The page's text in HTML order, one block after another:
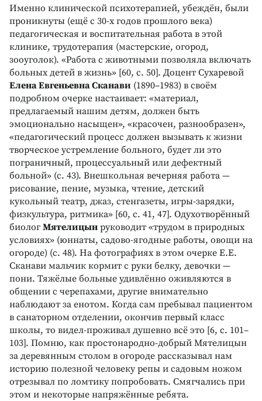
Именно клинической психотерапией, убеждён, были
проникнуты (ещё с 30-х годов прошлого века)
педагогическая и воспитательная работа в этой
клинике, трудотерапия (мастерские, огород,
зооуголок). «Работа с животными позволяла включать
больных детей в жизнь» [60, с. 50]. Доцент Сухаревой
Елена Евгеньевна Сканави (1890–1983) в своём
подробном очерке настаивает: «материал,
предлагаемый нашим детям, должен быть
эмоционально насыщен», «красочен, разнообразен»,
«педагогический процесс должен вызывать к жизни
творческое устремление больного, будет ли это
пограничный, процессуальный или дефектный
больной» (с. 43). Внешкольная вечерняя работа —
рисование, пение, музыка, чтение, детский
кукольный театр, джаз, стенгазеты, игры-зарядки,
физкультура, ритмика» [60, с. 41, 47]. Одухотворённый
биолог Мятелицын руководит «трудом в природных
условиях» (юннаты, садово-ягодные работы, овощи на
огороде) (с. 48). На фотографиях в этом очерке Е.Е.
Сканави мальчик кормит с руки белку, девочки —
пони. Тяжёлые больные удивлённо оживляются в
общении с черепахами, другие внимательно
наблюдают за енотом. Когда сам пребывал пациентом
в санаторном отделении, окончив первый класс
школы, то видел-проживал душевно всё это [6, с. 101–
103]. Помню, как простонародно-добрый Мятелицын
за деревянным столом в огороде рассказывал нам
историю полезной человеку репы и садовым ножом
отрезывал по ломтику попробовать. Смягчались при
этом и некоторые напряжённые ребята.